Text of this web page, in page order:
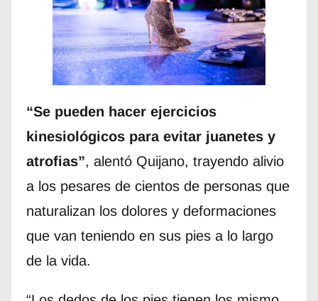
“Se pueden hacer ejercicios
kinesiológicos para evitar juanetes y
atrofias”, alentó Quijano, trayendo alivio
a los pesares de cientos de personas que
naturalizan los dolores y deformaciones
que van teniendo en sus pies a lo largo
de la vida.